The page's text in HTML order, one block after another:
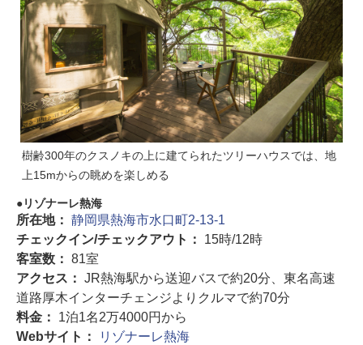
樹齢300年のクスノキの上に建てられたツリーハウスでは、地
上15mからの眺めを楽しめる
リゾナーレ熱海
所在地： 静岡県熱海市水口町2-13-1
チェックイン/チェックアウト： 15時/12時
客室数： 81室
アクセス： JR熱海駅から送迎バスで約20分、東名高速
道路厚木インターチェンジよりクルマで約70分
料金： 1泊1名2万4000円から
Webサイト：
リゾナーレ熱海